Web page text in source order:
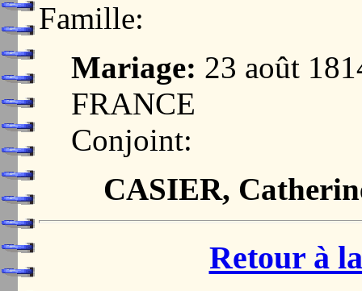
Famille:
Mariage: 23 août
FRANCE
Conjoint:
CASIER,
Retour à